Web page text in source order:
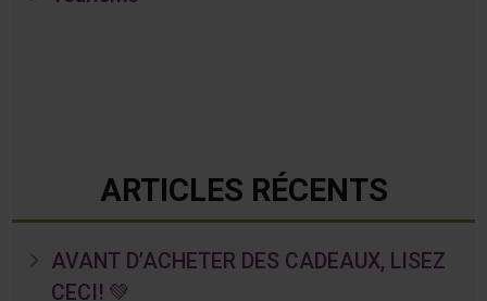
ARTICLES RÉCENTS
AVANT D’ACHETER DES CADEAUX, LISEZ
CECI! 💚